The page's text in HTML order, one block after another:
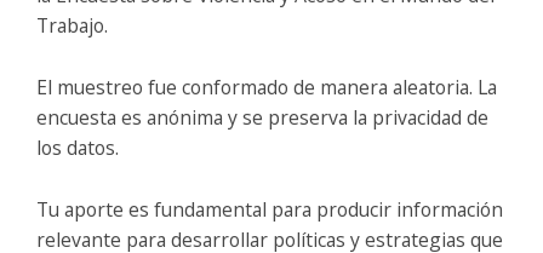
Trabajo.
El muestreo fue conformado de manera aleatoria. La
encuesta es anónima y se preserva la privacidad de
los datos.
Tu aporte es fundamental para producir información
relevante para desarrollar políticas y estrategias que